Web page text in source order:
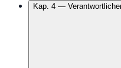
Kap. 4 —